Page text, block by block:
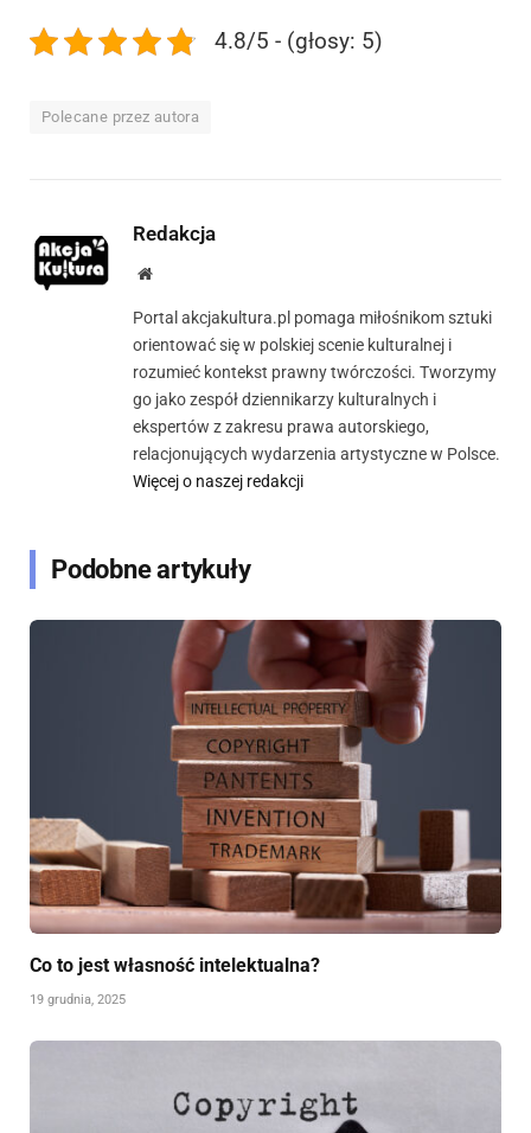
4.8/5 - (głosy: 5)
Polecane przez autora
Redakcja
Strona
Portal akcjakultura.pl pomaga miłośnikom sztuki
orientować się w polskiej scenie kulturalnej i
rozumieć kontekst prawny twórczości. Tworzymy
go jako zespół dziennikarzy kulturalnych i
ekspertów z zakresu prawa autorskiego,
relacjonujących wydarzenia artystyczne w Polsce.
Więcej o naszej redakcji
Podobne artykuły
Co to jest własność intelektualna?
19 grudnia, 2025